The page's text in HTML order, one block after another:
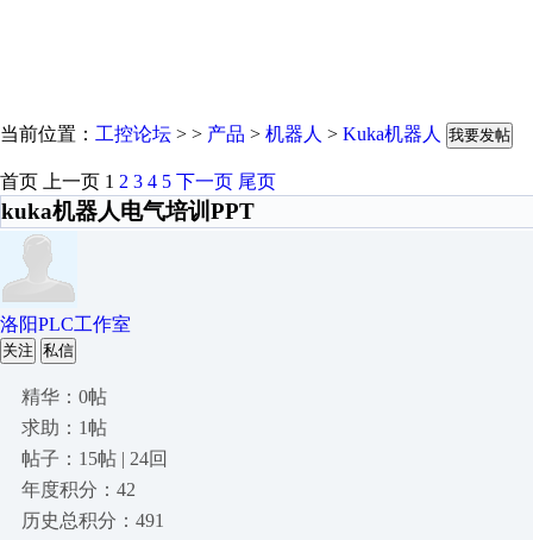
当前位置： 工控论坛 > > 产品 > 机器人 > Kuka机器人 我要发帖
首页 上一页 1 2 3 4 5 下一页 尾页
kuka机器人电气培训PPT
洛阳PLC工作室
关注 私信
精华：0帖
求助：1帖
帖子：15帖 | 24回
年度积分：42
历史总积分：491